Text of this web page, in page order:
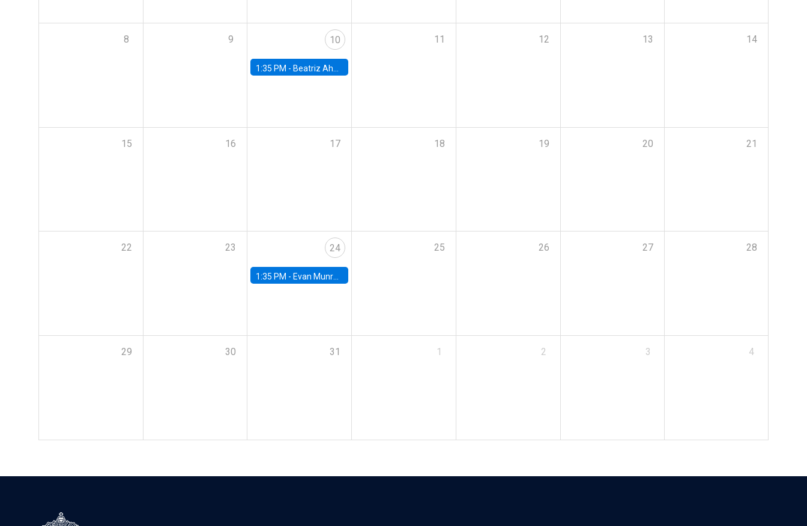
8 9 10
1:35 PM - Beatriz Ahumada, PhD candidate, Universidad de Pittsburgh
11 12 13 14
15 16 17 18 19 20 21
22 23 24
1:35 PM - Evan Munro, Neyman Visiting Assistant Professor in the Department of Statistics at UC Berkeley
25 26 27 28
29 30 31 1 2 3 4